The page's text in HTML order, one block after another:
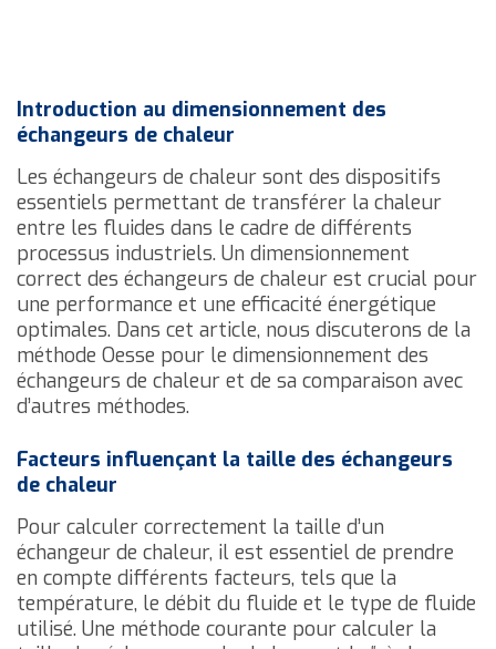
Introduction au dimensionnement des
échangeurs de chaleur
Les échangeurs de chaleur sont des dispositifs
essentiels permettant de transférer la chaleur
entre les fluides dans le cadre de différents
processus industriels. Un dimensionnement
correct des échangeurs de chaleur est crucial pour
une performance et une efficacité énergétique
optimales. Dans cet article, nous discuterons de la
méthode Oesse pour le dimensionnement des
échangeurs de chaleur et de sa comparaison avec
d’autres méthodes.
Facteurs influençant la taille des échangeurs
de chaleur
Pour calculer correctement la taille d’un
échangeur de chaleur, il est essentiel de prendre
en compte différents facteurs, tels que la
température, le débit du fluide et le type de fluide
utilisé. Une méthode courante pour calculer la